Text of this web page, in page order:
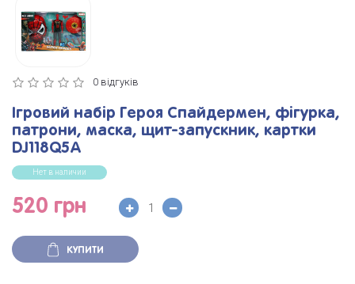
0 відгуків
Ігровий набір Героя Спайдермен, фігурка,
патрони, маска, щит-запускник, картки
DJ118Q5A
Нет в наличии
520 грн
КУПИТИ